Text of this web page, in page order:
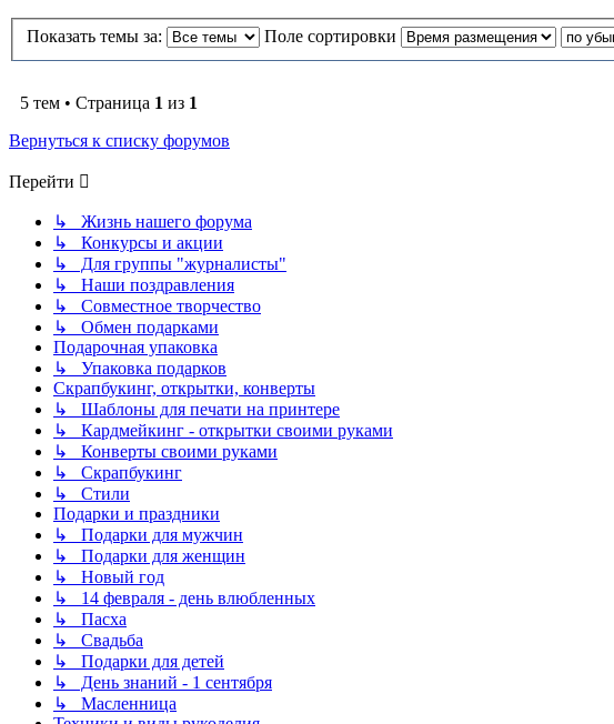
Показать темы за: Поле сортировки
5 тем • Страница 1 из 1
Вернуться к списку форумов
Перейти
↳ Жизнь нашего форума
↳ Конкурсы и акции
↳ Для группы "журналисты"
↳ Наши поздравления
↳ Совместное творчество
↳ Обмен подарками
Подарочная упаковка
↳ Упаковка подарков
Скрапбукинг, открытки, конверты
↳ Шаблоны для печати на принтере
↳ Кардмейкинг - открытки своими руками
↳ Конверты своими руками
↳ Скрапбукинг
↳ Стили
Подарки и праздники
↳ Подарки для мужчин
↳ Подарки для женщин
↳ Новый год
↳ 14 февраля - день влюбленных
↳ Пасха
↳ Свадьба
↳ Подарки для детей
↳ День знаний - 1 сентября
↳ Масленница